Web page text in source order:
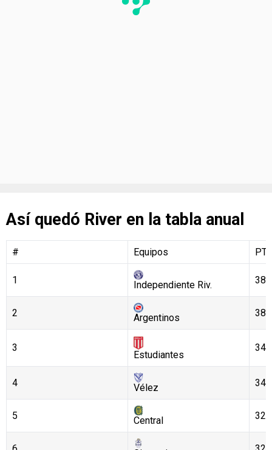
Así quedó River en la tabla anual
# Equipos
1 Independiente Riv. 38
2 Argentinos 38
3
Estudiantes
34
4 Vélez 34
5 Central 32